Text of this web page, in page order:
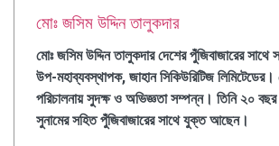
মোঃ জসিম উদ্দিন তালুকদার
মোঃ জসিম উদ্দিন তালুকদার দেশের পুঁজিবাজারের সাথে
উপ-মহাব্যবস্থাপক, জাহান সিকিউরিটিজ লিমিটেডের।
পরিচালনায় সুদক্ষ ও অভিজ্ঞতা সম্পন্ন। তিনি ২০
সুনামের সহিত পুঁজিবাজারের সাথে যুক্ত আছেন।